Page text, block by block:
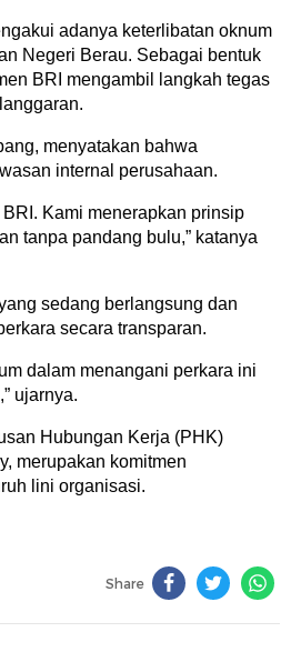
adanya keterlibatan oknum
Negeri Berau. Sebagai bentuk
BRI mengambil langkah tegas
menyatakan bahwa
internal perusahaan.
Kami menerapkan prinsip
tanpa pandang bulu,” katanya
sedang berlangsung dan
secara transparan.
dalam menangani perkara ini
ujarnya.
Hubungan Kerja (PHK)
merupakan komitmen
lini organisasi.
Share